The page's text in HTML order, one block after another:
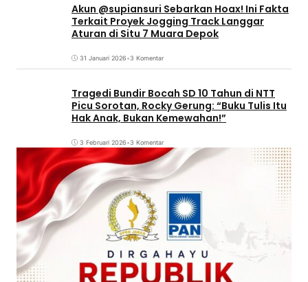
Akun @supiansuri Sebarkan Hoax! Ini Fakta
Terkait Proyek Jogging Track Langgar
Aturan di Situ 7 Muara Depok
31 Januari 2026•3 Komentar
Tragedi Bundir Bocah SD 10 Tahun di NTT
Picu Sorotan, Rocky Gerung: “Buku Tulis Itu
Hak Anak, Bukan Kemewahan!”
3 Februari 2026•3 Komentar